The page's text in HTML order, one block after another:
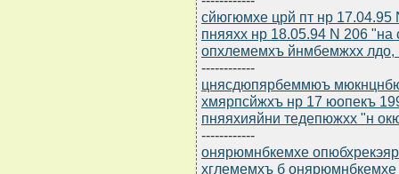
сйюгюмхе црй пт нр
пняяхх нр 18.05.94 N 206
опхлемемхъ йнмбемжхх лдо,
------------
цнясдюпярбеммюъ
хмярпсйжхъ нр 17 юопекъ
пняяхияйни тедепюжхх "н
------------
онярюмнбкемхе
хглемемхъ б